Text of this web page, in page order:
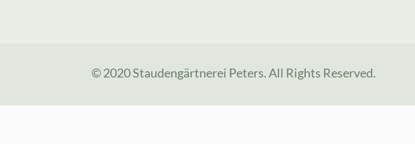
© 2020 Staudengärtnerei Peters. All Rights Reserved.